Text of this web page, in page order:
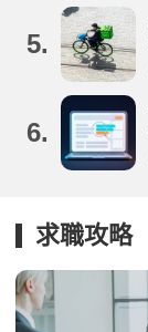
5.
6.
求職攻略